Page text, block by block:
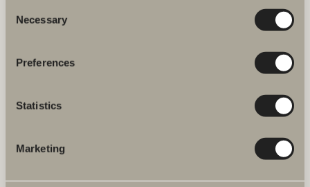
Selection
Necessary
Preferences
Statistics
Marketing
E-post: kundeservice@svedbergs.no